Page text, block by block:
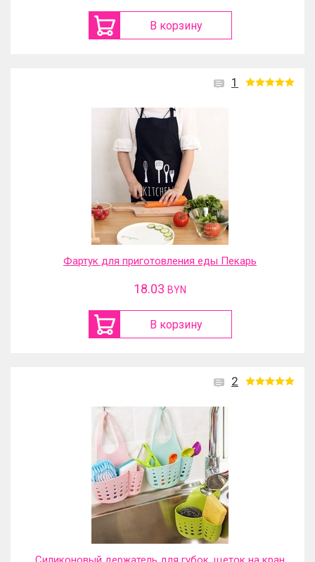
В корзину
1
Фартук для приготовления еды Пекарь
18.03 BYN
В корзину
2